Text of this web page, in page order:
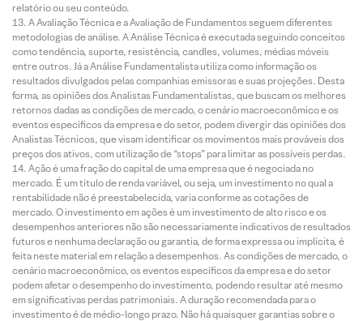
relatório ou seu conteúdo.
A Avaliação Técnica e a Avaliação de Fundamentos seguem diferentes
metodologias de análise. A Análise Técnica é executada seguindo conceitos
como tendência, suporte, resistência, candles, volumes, médias móveis
entre outros. Já a Análise Fundamentalista utiliza como informação os
resultados divulgados pelas companhias emissoras e suas projeções. Desta
forma, as opiniões dos Analistas Fundamentalistas, que buscam os melhores
retornos dadas as condições de mercado, o cenário macroeconômico e os
eventos específicos da empresa e do setor, podem divergir das opiniões dos
Analistas Técnicos, que visam identificar os movimentos mais prováveis dos
preços dos ativos, com utilização de “stops” para limitar as possíveis perdas.
Ação é uma fração do capital de uma empresa que é negociada no
mercado. É um título de renda variável, ou seja, um investimento no qual a
rentabilidade não é preestabelecida, varia conforme as cotações de
mercado. O investimento em ações é um investimento de alto risco e os
desempenhos anteriores não são necessariamente indicativos de resultados
futuros e nenhuma declaração ou garantia, de forma expressa ou implícita, é
feita neste material em relação a desempenhos. As condições de mercado, o
cenário macroeconômico, os eventos específicos da empresa e do setor
podem afetar o desempenho do investimento, podendo resultar até mesmo
em significativas perdas patrimoniais. A duração recomendada para o
investimento é de médio-longo prazo. Não há quaisquer garantias sobre o